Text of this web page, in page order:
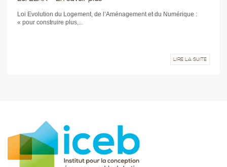
Loi Evolution du Logement, de l’Aménagement et du Numérique :
« pour construire plus,...
LIRE LA SUITE